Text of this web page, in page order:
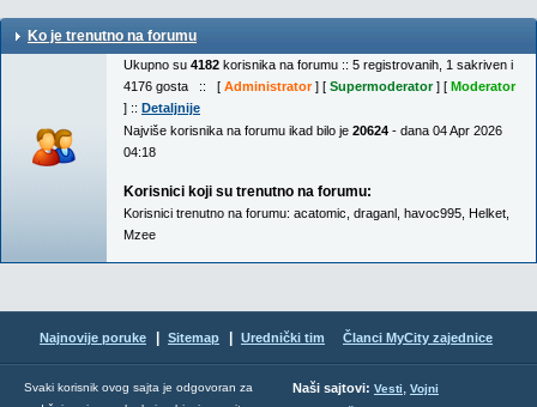
Ko je trenutno na forumu
Ukupno su 4182 korisnika na forumu :: 5 registrovanih, 1 sakriven i
4176 gosta :: [ Administrator] [ Supermoderator] [ Moderator
] :: Detaljnije
Najviše korisnika na forumu ikad bilo je 20624 - dana 04 Apr 2026
04:18
Korisnici koji su trenutno na forumu:
Korisnici trenutno na forumu: acatomic draganl havoc995 Helket
Mzee
Najnovije poruke Sitemap Urednički tim Članci MyCity zajednice
Svaki korisnik ovog sajta je odgovoran za
Naši sajtovi: Vesti, Vojni